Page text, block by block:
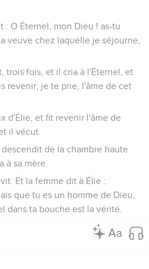
: O Éternel, mon Dieu ! as-tu
veuve chez laquelle je séjourne,
trois fois, et il cria à l'Éternel, et
revenir, je te prie, l'âme de cet
d'Élie, et fit revenir l'âme de
il vécut.
de la chambre haute
à sa mère.
Et la femme dit à Élie :
que tu es un homme de Dieu,
dans ta bouche est la vérité.